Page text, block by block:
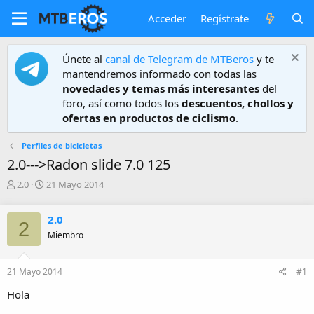
Acceder Regístrate
Únete al canal de Telegram de MTBeros y te
mantendremos informado con todas las
novedades y temas más interesantes del
foro, así como todos los descuentos, chollos y
ofertas en productos de ciclismo.
Perfiles de bicicletas
2.0--->Radon slide 7.0 125
A
o
r
2.0
F
h
a
e
i
21 Mayo 2014
2 2.0
Miembro
21 Mayo 2014 #1
Hola